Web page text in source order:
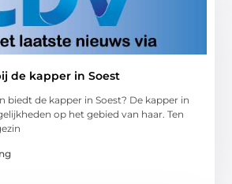
de kapper in Soest
biedt de kapper in Soest? De kapper in
op het gebied van haar. Ten